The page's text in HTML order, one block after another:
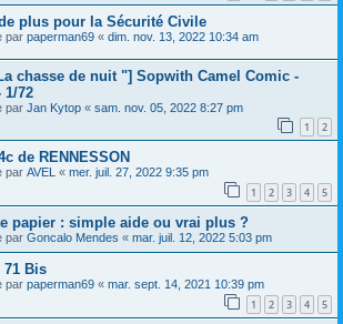
plus pour la Sécurité Civile
par paperman69 « dim. nov. 13, 2022 10:34 am
chasse de nuit "] Sopwith Camel Comic -
1/72
par Jan Kytop « sam. nov. 05, 2022 8:27 pm
1 2
de RENNESSON
par AVEL « mer. juil. 27, 2022 9:35 pm
1 2 3 4 5
papier : simple aide ou vrai plus ?
par Goncalo Mendes « mar. juil. 12, 2022 5:03 pm
71 Bis
par paperman69 « mar. sept. 14, 2021 10:39 pm
1 2 3 4 5